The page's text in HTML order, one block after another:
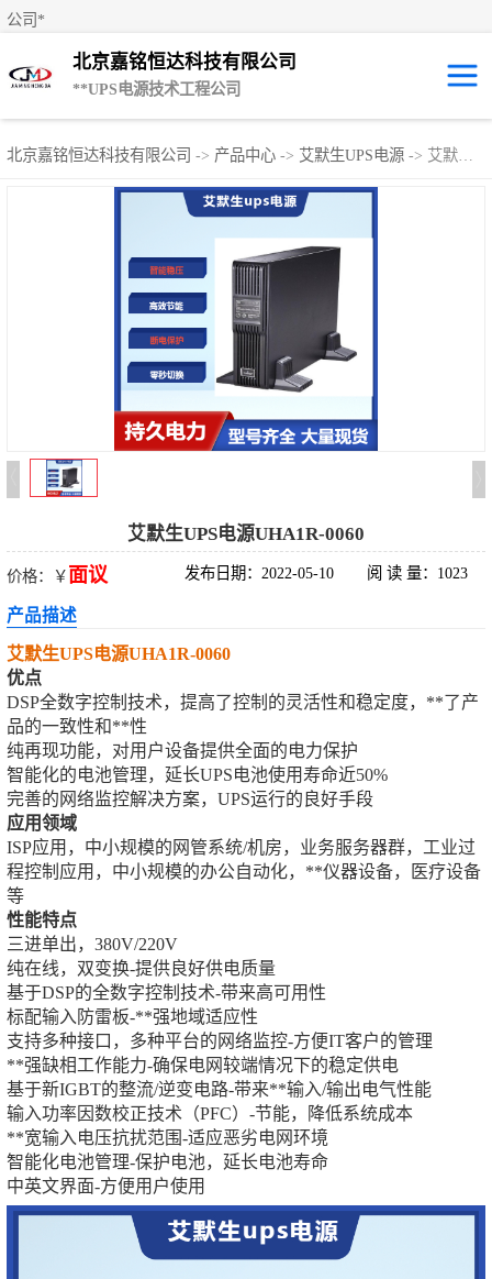
公司*
北京嘉铭恒达科技有限公司
**UPS电源技术工程公司
北京嘉铭恒达科技有限公司 -> 产品中心 -> 艾默生UPS电源 -> 艾默生UPS电源UHA1R-0060
艾默生UPS电源UHA1R-0060
价格：￥面议 发布日期：2022-05-10 阅 读 量：1023
产品描述
艾默生UPS电源UHA1R-0060
优点
DSP全数字控制技术，提高了控制的灵活性和稳定度，**了产
品的一致性和**性
纯再现功能，对用户设备提供全面的电力保护
智能化的电池管理，延长UPS电池使用寿命近50%
完善的网络监控解决方案，UPS运行的良好手段
应用领域
ISP应用，中小规模的网管系统/机房，业务服务器群，工业过
程控制应用，中小规模的办公自动化，**仪器设备，医疗设备
等
性能特点
三进单出，380V/220V
纯在线，双变换-提供良好供电质量
基于DSP的全数字控制技术-带来高可用性
标配输入防雷板-**强地域适应性
支持多种接口，多种平台的网络监控-方便IT客户的管理
**强缺相工作能力-确保电网较端情况下的稳定供电
基于新IGBT的整流/逆变电路-带来**输入/输出电气性能
输入功率因数校正技术（PFC）-节能，降低系统成本
**宽输入电压抗扰范围-适应恶劣电网环境
智能化电池管理-保护电池，延长电池寿命
中英文界面-方便用户使用
UPS租赁/UPS电
易事特UPS电源
艾默生UPS电源
科士达UPS不间
施耐德UPS电源
松下蓄电池
德国阳光蓄电池
台达UPS电源
UPS电源蓄电池
EPS直流屏蓄电
池